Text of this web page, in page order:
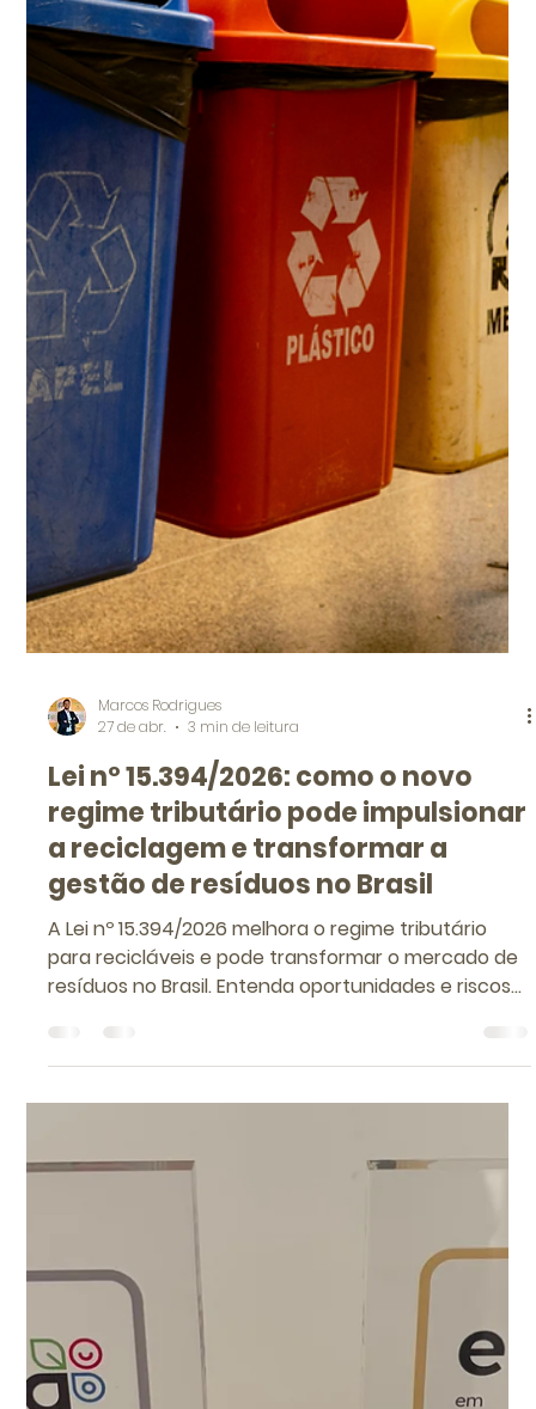
19 de mai.
3 min de leitura
Passivo ambiental: o custo
invisível que pode comprometer a
operação da empresa
Entenda como passivos ambientais surgem, quais
riscos podem comprometer empresas e como a
gestão de resíduos e efluentes reduz multas,
prejuízos e insegurança jurídica.